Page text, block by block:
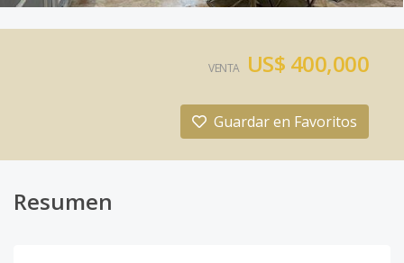
VENTA US$ 400,000
Guardar en Favoritos
Resumen